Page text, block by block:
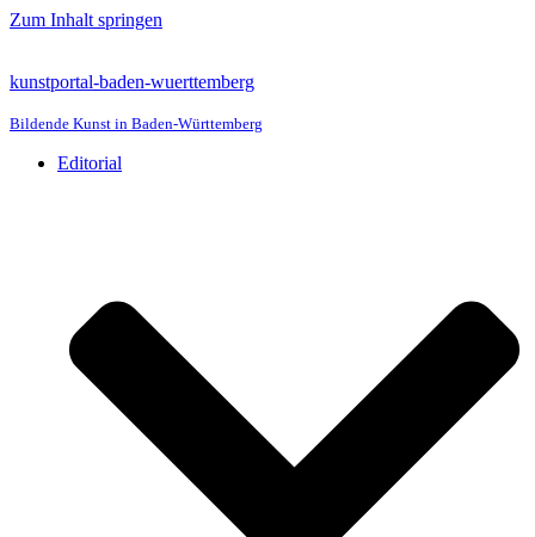
Zum Inhalt springen
kunstportal-baden-wuerttemberg
Bildende Kunst in Baden-Württemberg
Editorial